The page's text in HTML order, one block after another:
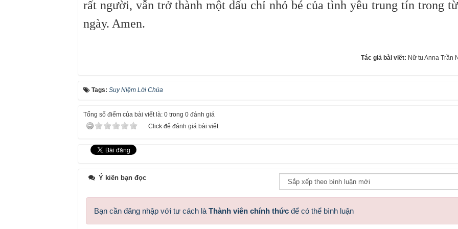
rất người, vẫn trở thành một dấu chỉ nhỏ bé của tình yêu trung tín trong
ngày. Amen.
Tác giả bài viết: Nữ tu Anna Trần
Tags: Suy Niệm Lời Chúa
Tổng số điểm của bài viết là: 0 trong 0 đánh giá
Click để đánh giá bài viết
Ý kiến bạn đọc
Bạn cần đăng nhập với tư cách là Thành viên chính thức để có thể bình luận